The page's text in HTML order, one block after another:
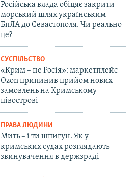
Російська влада обіцяє закрити
морський шлях українським
БпЛА до Севастополя. Чи реально
це?
СУСПІЛЬСТВО
«Крим – не Росія»: маркетплейс
Ozon припинив прийом нових
замовлень на Кримському
півострові
ПРАВА ЛЮДИНИ
Мить – і ти шпигун. Як у
кримських судах розглядають
звинувачення в держзраді